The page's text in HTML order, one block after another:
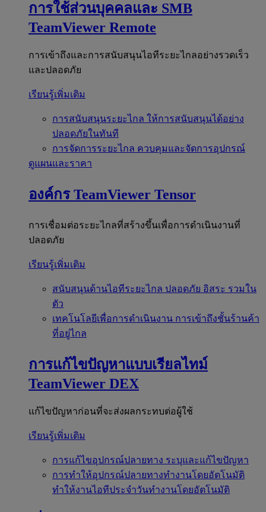
การใช้ส่วนบุคคลและ SMB
TeamViewer Remote
การเข้าถึงและการสนับสนุนไอทีระยะไกลอย่างรวดเร็ว
และปลอดภัย
เรียนรู้เพิ่มเติม
การสนับสนุนระยะไกล ให้การสนับสนุนได้อย่าง
ปลอดภัยในทันที
การจัดการระยะไกล ควบคุมและจัดการอุปกรณ์
ดูแผนและราคา
องค์กร TeamViewer Tensor
การเชื่อมต่อระยะไกลที่สร้างขึ้นเพื่อการดำเนินงานที่
ปลอดภัย
เรียนรู้เพิ่มเติม
สนับสนุนด้านไอทีระยะไกล ปลอดภัย อิสระ รวมใน
ตัว
เทคโนโลยีเพื่อการดำเนินงาน การเข้าถึงชั้นร้านค้า
ที่อยู่ไกล
การแก้ไขปัญหาแบบเรียลไทม์
TeamViewer DEX
แก้ไขปัญหาก่อนที่จะส่งผลกระทบต่อผู้ใช้
เรียนรู้เพิ่มเติม
การแก้ไขอุปกรณ์ปลายทาง ระบุและแก้ไขปัญหา
การทำให้อุปกรณ์ปลายทางทำงานโดยอัตโนมัติ
ทำให้งานไอทีประจำวันทำงานโดยอัตโนมัติ